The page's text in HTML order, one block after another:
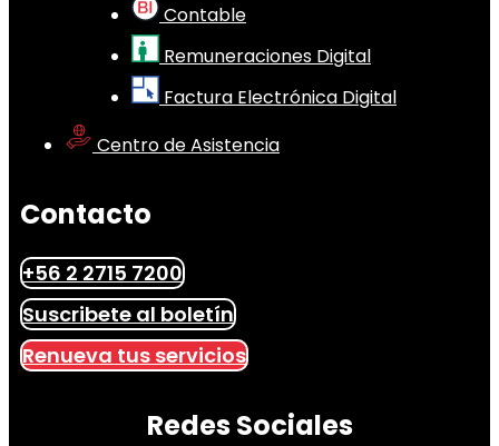
Contable
Remuneraciones Digital
Factura Electrónica Digital
Centro de Asistencia
Contacto
+56 2 2715 7200
Suscribete al boletín
Renueva tus servicios
Redes Sociales